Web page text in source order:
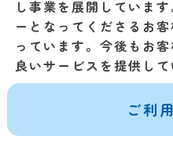
し事業を展開していま
ーとなってくださるお
っています。今後もお
良いサービスを提供して
ご利